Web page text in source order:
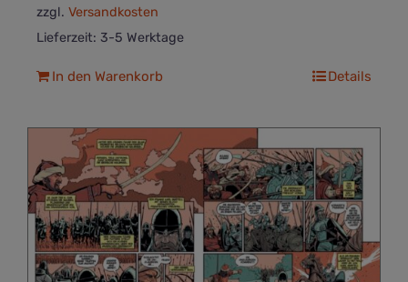
zzgl. Versandkosten
Lieferzeit: 3-5 Werktage
In den Warenkorb Details